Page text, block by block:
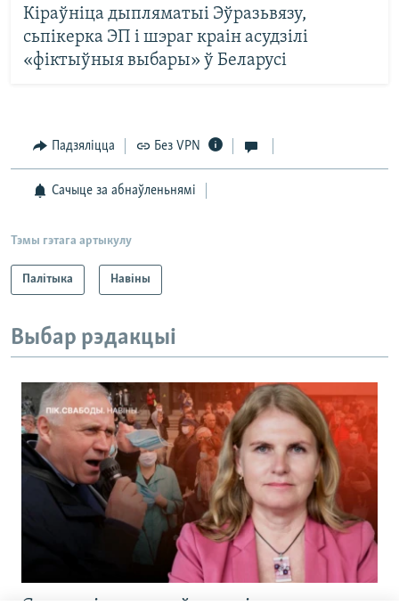
Кіраўніца дыпляматыі Эўразьвязу,
сьпікерка ЭП і шэраг краін асудзілі
«фіктыўныя выбары» ў Беларусі
Падзяліцца Без VPN
Сачыце за абнаўленьнямі
Тэмы гэтага артыкулу
Палітыка Навіны
Выбар рэдакцыі